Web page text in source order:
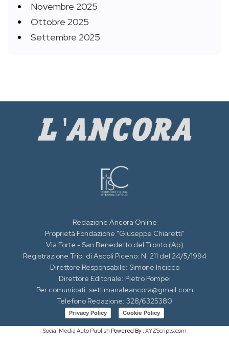
Novembre 2025
Ottobre 2025
Settembre 2025
Redazione Ancora Online
Proprietà Fondazione "Giuseppe Chiaretti"
Via Forte - San Benedetto del Tronto (Ap)
Registrazione Trib. di Ascoli Piceno: N. 211 del 24/5/1994
Direttore Responsabile: Simone Incicco
Direttore Editoriale: Pietro Pompei
Per comunicati: settimanaleancora@gmail.com
Telefono Redazione: 328/6325380
Privacy Policy Cookie Policy
Social Media Auto Publish Powered By : XYZScripts.com